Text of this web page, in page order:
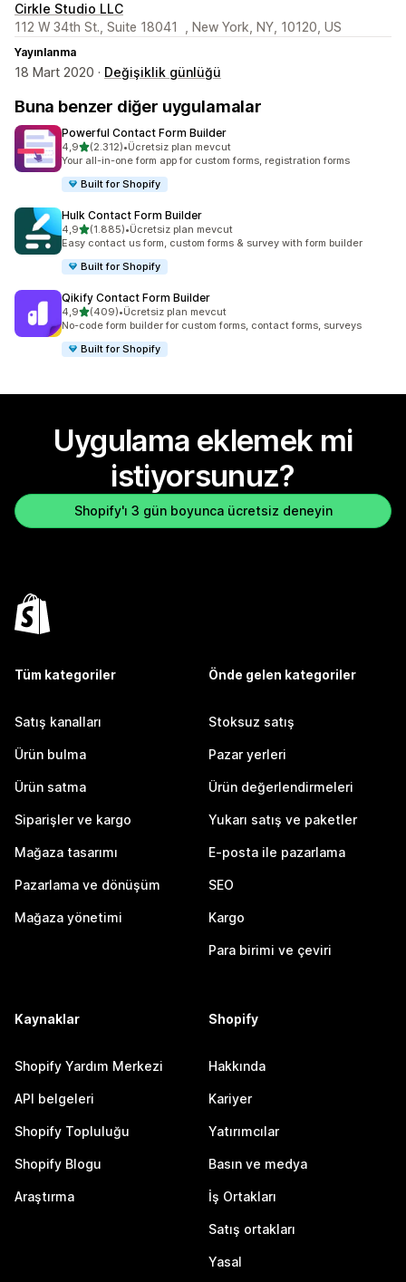
Cirkle Studio LLC
112 W 34th St., Suite 18041 , New York, NY, 10120, US
Yayınlanma
18 Mart 2020 · Değişiklik günlüğü
Buna benzer diğer uygulamalar
Powerful Contact Form Builder
4,95 yıldız üzerinden
(2.312)
toplam 2312 değerlendirme
•Ücretsiz plan mevcut
Your all-in-one form app for custom forms, registration forms
Built for Shopify
Hulk Contact Form Builder
4,95 yıldız üzerinden
(1.885)
toplam 1885 değerlendirme
•Ücretsiz plan mevcut
Easy contact us form, custom forms & survey with form builder
Built for Shopify
Qikify Contact Form Builder
4,95 yıldız üzerinden
(409)
toplam 409 değerlendirme
•Ücretsiz plan mevcut
No-code form builder for custom forms, contact forms, surveys
Built for Shopify
Uygulama eklemek mi
istiyorsunuz?
Shopify'ı 3 gün boyunca ücretsiz deneyin
Tüm kategoriler
Satış kanalları
Ürün bulma
Ürün satma
Siparişler ve kargo
Mağaza tasarımı
Pazarlama ve dönüşüm
Mağaza yönetimi
Önde gelen kategoriler
Stoksuz satış
Pazar yerleri
Ürün değerlendirmeleri
Yukarı satış ve paketler
E-posta ile pazarlama
SEO
Kargo
Para birimi ve çeviri
Kaynaklar
Shopify Yardım Merkezi
API belgeleri
Shopify Topluluğu
Shopify Blogu
Araştırma
Shopify
Hakkında
Kariyer
Yatırımcılar
Basın ve medya
İş Ortakları
Satış ortakları
Yasal